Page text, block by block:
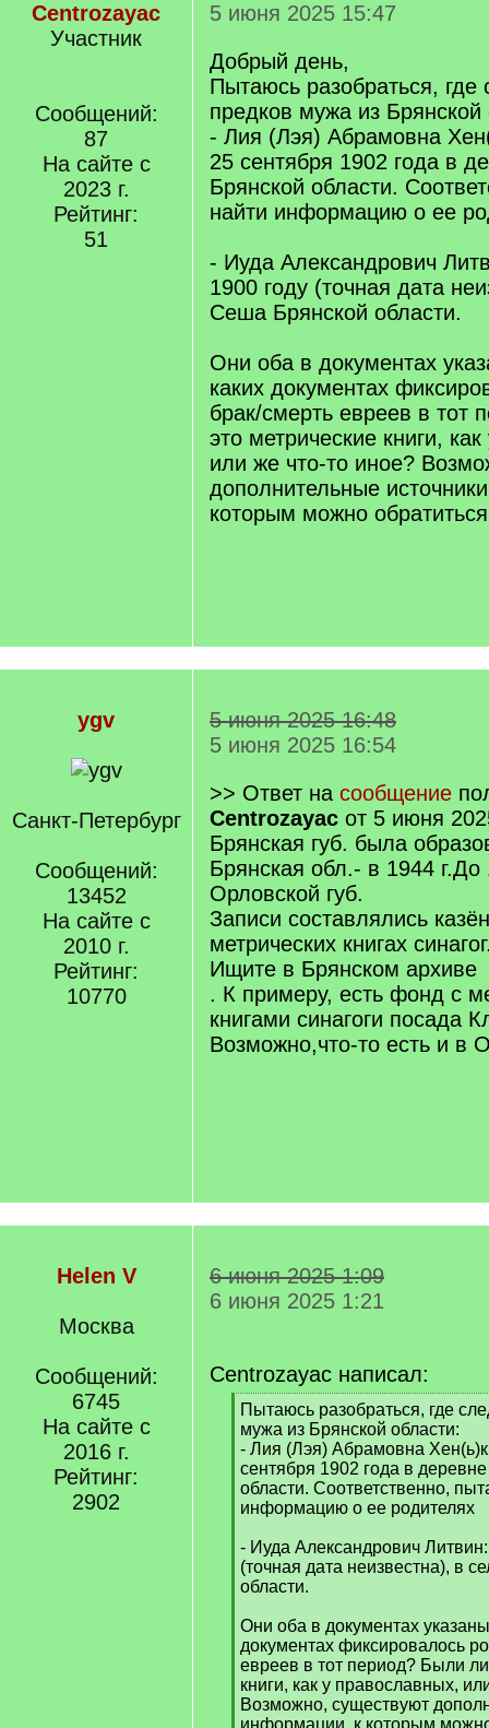
Centrozayac
Участник
Сообщений:
87
На сайте с
2023 г.
Рейтинг:
51
5 июня 2025 15:47
Добрый день,
Пытаюсь разобраться, где
предков мужа из Брянской
- Лия (Лэя) Абрамовна
25 сентября 1902 года в
Брянской области.
найти информацию о ее
- Иуда Александрович
1900 году (точная дата
Сеша Брянской области.
Они оба в документах
каких документах
брак/смерть евреев в тот
это метрические книги,
или же что-то иное?
дополнительные
которым можно
ygv
Санкт-Петербург
Сообщений:
13452
На сайте с
2010 г.
Рейтинг:
10770
5 июня 2025 16:48
5 июня 2025 16:54
>> Ответ на сообщение
Centrozayac от 5 июня
Брянская губ. была
Брянская обл.- в 1944 г.До
Орловской губ.
Записи составлялись
метрических книгах
Ищите в Брянском архиве
. К примеру, есть фонд с
книгами синагоги посада
Возможно,что-то есть и в
Helen V
Москва
Сообщений:
6745
На сайте с
2016 г.
Рейтинг:
2902
6 июня 2025 1:09
6 июня 2025 1:21
Centrozayac написал:
[
q
]
Пытаюсь разобраться, где
мужа из Брянской области:
- Лия (Лэя) Абрамовна
сентября 1902 года в
области. Соответственно,
информацию о ее родителях
- Иуда Александрович
(точная дата неизвестна), в
области.
Они оба в документах
документах фиксировалось
евреев в тот период? Были
книги, как у православных,
Возможно, существуют
информации, к которым